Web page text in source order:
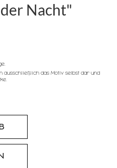
Nacht"
ausschließlich das Motiv selbst dar und